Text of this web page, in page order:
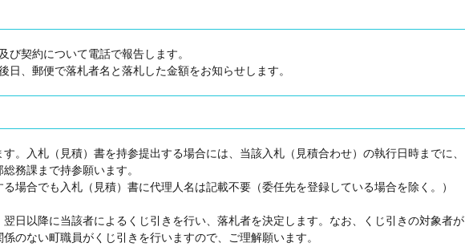
契約について電話で報告します。
、郵便で落札者名と落札した金額をお知らせします。
。入札（見積）書を持参提出する場合には、当該入札（見積合わせ）の執行日時までに、
務課まで持参願います。
場合でも入札（見積）書に代理人名は記載不要（委任先を登録している場合を除く。）
日以降に当該者によるくじ引きを行い、落札者を決定します。なお、くじ引きの対象者が
のない町職員がくじ引きを行いますので、ご理解願います。